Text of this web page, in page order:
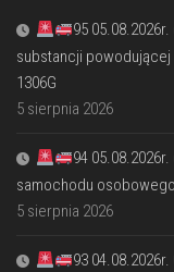
95
substancji
1306G
5 sierpnia 2026
94
samochodu
5 sierpnia 2026
93